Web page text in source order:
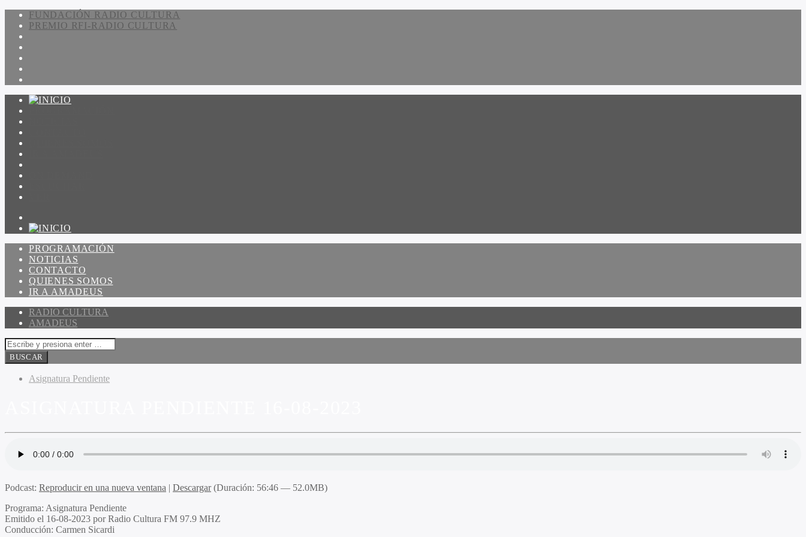
FUNDACIÓN RADIO CULTURA
PREMIO RFI-RADIO CULTURA
PROGRAMACIÓN
NOTICIAS
CONTACTO
QUIENES SOMOS
IR A AMADEUS
RADIO CULTURA
AMADEUS
Asignatura Pendiente
Podcast: Reproducir en una nueva ventana | Descargar(Duración: 56:46 — 52.0MB)
Programa: Asignatura Pendiente
Emitido el 16-08-2023 por Radio Cultura FM 97.9 MHZ
Conducción: Carmen Sicardi